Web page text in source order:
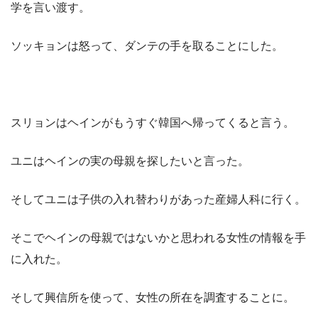
学を言い渡す。
ソッキョンは怒って、ダンテの手を取ることにした。
スリョンはヘインがもうすぐ韓国へ帰ってくると言う。
ユニはヘインの実の母親を探したいと言った。
そしてユニは子供の入れ替わりがあった産婦人科に行く。
そこでヘインの母親ではないかと思われる女性の情報を手
に入れた。
そして興信所を使って、女性の所在を調査することに。